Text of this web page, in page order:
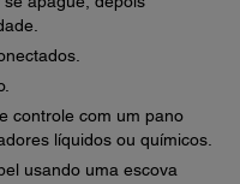
controle com um pano
líquidos ou químicos.
usando uma escova